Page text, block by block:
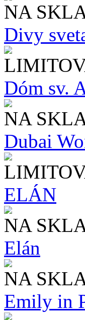
NA
Divy
Dóm sv.
NA
Dubai
ELÁN
NA
Elán
NA
Emily in